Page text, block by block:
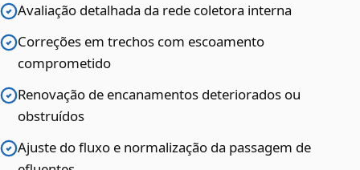
Avaliação detalhada da rede coletora interna
Correções em trechos com escoamento
comprometido
Renovação de encanamentos deteriorados ou
obstruídos
Ajuste do fluxo e normalização da passagem de